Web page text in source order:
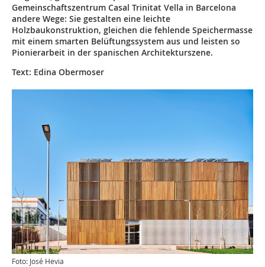
Gemeinschaftszentrum Casal Trinitat Vella in Barcelona
andere Wege: Sie gestalten eine leichte
Holzbaukonstruktion, gleichen die fehlende Speichermasse
mit einem smarten Belüftungssystem aus und leisten so
Pionierarbeit in der spanischen Architekturszene.
Text: Edina Obermoser
Foto: José Hevia